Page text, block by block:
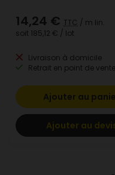
14,24 € TTC / m lin.
soit 185,12 € / lot
Livraison à domicile
Retrait en point de vente
Ajouter au
Ajouter au